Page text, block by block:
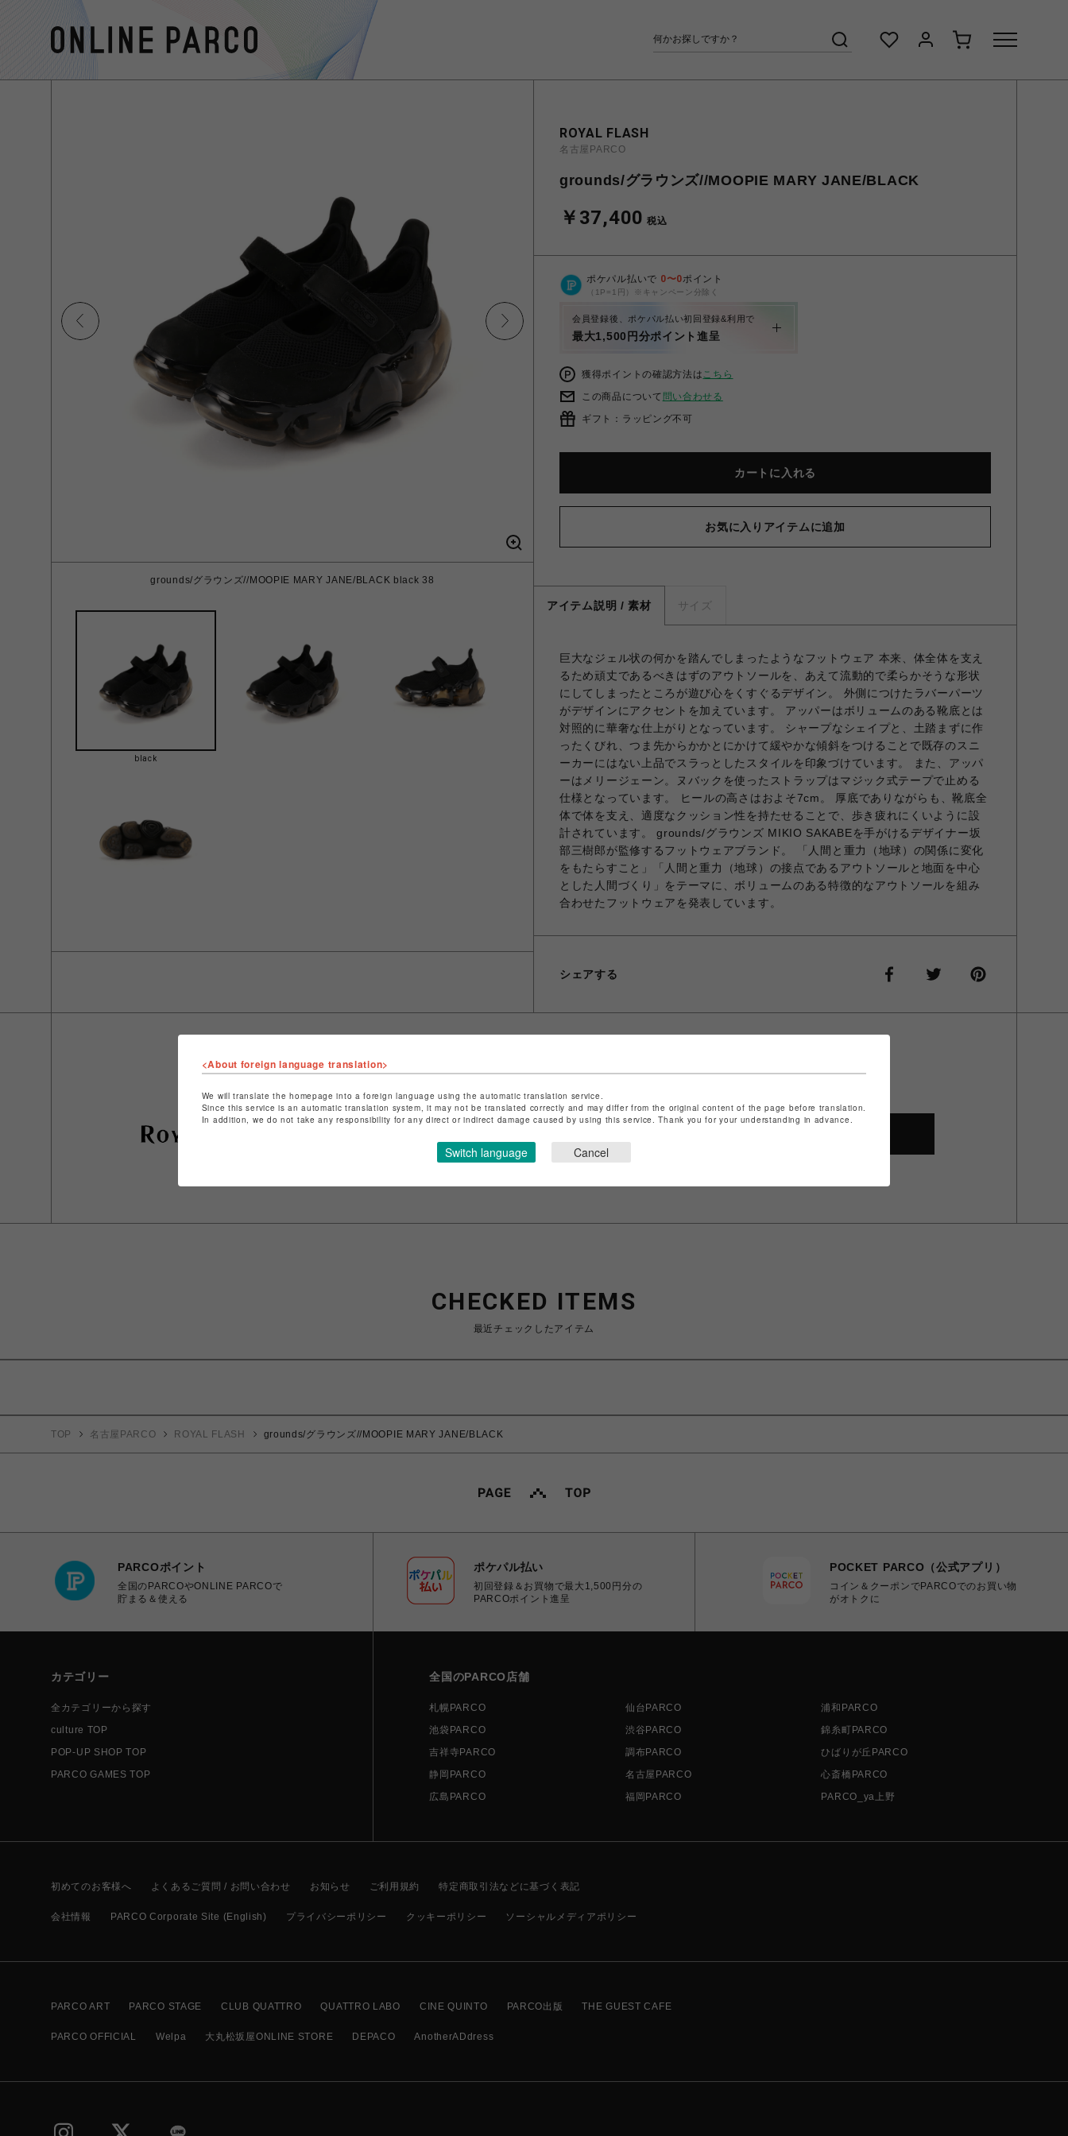
grounds/グラウンズ//MOOPIE MARY JANE/BLACK black 38
black
ROYAL FLASH
名古屋PARCO
grounds/グラウンズ//MOOPIE MARY JANE/BLACK
￥37,400 税込
ポケパル払いで 0〜0ポイント
（1P=1円）※キャンペーン分除く
会員登録後、ポケパル払い初回登録&利用で
最大1,500円分ポイント進呈
獲得ポイントの確認方法はこちら
この商品について 問い合わせる
ギフト：ラッピング不可
カートに入れる
お気に入りアイテムに追加
アイテム説明 / 素材 サイズ
巨大なジェル状の何かを踏んでしまったようなフットウェア 本来、体全体を支え
るため頑丈であるべきはずのアウトソールを、あえて流動的で柔らかそうな形状
にしてしまったところが遊び心をくすぐるデザイン。 外側につけたラバーパーツ
がデザインにアクセントを加えています。 アッパーはボリュームのある靴底とは
対照的に華奢な仕上がりとなっています。 シャープなシェイプと、土踏まずに作
ったくびれ、つま先からかかとにかけて緩やかな傾斜をつけることで既存のスニ
ーカーにはない上品でスラっとしたスタイルを印象づけています。 また、アッパ
ーはメリージェーン。ヌバックを使ったストラップはマジック式テープで止める
仕様となっています。 ヒールの高さはおよそ7cm。 厚底でありながらも、靴底全
体で体を支え、適度なクッション性を持たせることで、歩き疲れにくいように設
計されています。 grounds/グラウンズ MIKIO SAKABEを手がけるデザイナー坂
部三樹郎が監修するフットウェアブランド。 「人間と重力（地球）の関係に変化
をもたらすこと」「人間と重力（地球）の接点であるアウトソールと地面を中心
とした人間づくり」をテーマに、ボリュームのある特徴的なアウトソールを組み
合わせたフットウェアを発表しています。
シェアする
ショップ名
ROYAL FLASH
店舗名
名古屋PARCO
特定商取引法など法令に基づく表記は
こちら
CHECKED ITEMS
最近チェックしたアイテム
TOP 名古屋PARCO ROYAL FLASH grounds/グラウンズ//MOOPIE MARY JANE/BLACK
PARCOポイント
全国のPARCOやONLINE PARCOで
貯まる＆使える
ポケパル払い
初回登録＆お買物で最大1,500円分の
PARCOポイント進呈
POCKET PARCO（公式アプリ）
コイン＆クーポンでPARCOでのお買い物
がオトクに
カテゴリー
全カテゴリーから探す
culture TOP
POP-UP SHOP TOP
PARCO GAMES TOP
全国のPARCO店舗
札幌PARCO 仙台PARCO
浦和PARCO
池袋PARCO
渋谷PARCO
錦糸町PARCO
吉祥寺PARCO
調布PARCO
ひばりが丘PARCO
静岡PARCO
名古屋PARCO
心斎橋PARCO
広島PARCO
福岡PARCO PARCO_ya上野
初めてのお客様へ よくあるご質問 / お問い合わせ お知らせ ご利用規約 特定商取引法などに基づく表記
会社情報 PARCO Corporate Site (English) プライバシーポリシー クッキーポリシー ソーシャルメディアポリシー
PARCO ART PARCO STAGE CLUB QUATTRO QUATTRO LABO CINE QUINTO PARCO出版 THE GUEST CAFE
PARCO OFFICIAL Welpa 大丸松坂屋ONLINE STORE DEPACO AnotherADdress
<About foreign language translation>
We will translate the homepage into a foreign language using the automatic translation service.
Since this service is an automatic translation system, it may not be translated correctly and may differ from the original content of the page before translation.
In addition, we do not take any responsibility for any direct or indirect damage caused by using this service. Thank you for your understanding in advance.
Switch language Cancel